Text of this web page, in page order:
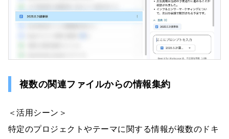
複数の関連ファイルからの情報集約
＜活用シーン＞
特定のプロジェクトやテーマに関する情報が複数のドキ